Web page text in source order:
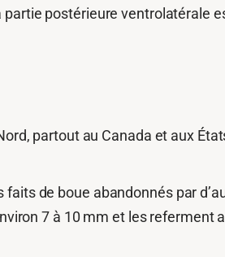
postérieure ventrolatérale
partout au Canada et aux
de boue abandonnés par
7 à 10 mm et les referment